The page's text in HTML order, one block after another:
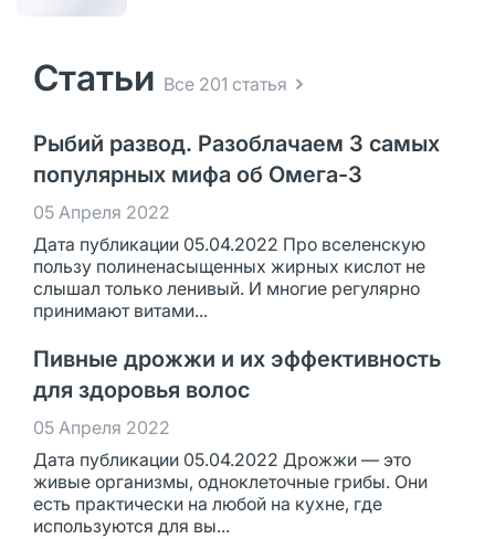
Статьи Все 201 статья
Рыбий развод. Разоблачаем 3 самых
популярных мифа об Омега-3
05 Апреля 2022
Дата публикации 05.04.2022 Про вселенскую
пользу полиненасыщенных жирных кислот не
слышал только ленивый. И многие регулярно
принимают витами...
Пивные дрожжи и их эффективность
для здоровья волос
05 Апреля 2022
Дата публикации 05.04.2022 Дрожжи — это
живые организмы, одноклеточные грибы. Они
есть практически на любой на кухне, где
используются для вы...